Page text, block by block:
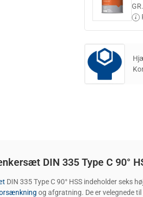
DIN 335 Type C 90°
DIN 335 Type C 90° HSS indeholder seks
og afgratning. De er velegnede